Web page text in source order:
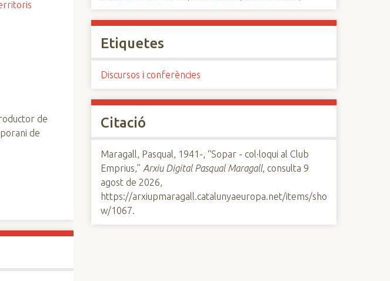
de
de
Etiquetes
Discursos i conferències
Citació
Maragall, Pasqual, 1941-, “Sopar - col·loqui al Club
Emprius,” Arxiu Digital Pasqual Maragall, consulta 9
agost de 2026,
https://arxiupmaragall.catalunyaeuropa.net/items/sho
w/1067.